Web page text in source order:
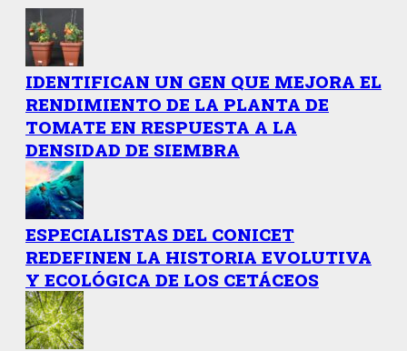
IDENTIFICAN UN GEN QUE MEJORA EL
RENDIMIENTO DE LA PLANTA DE
TOMATE EN RESPUESTA A LA
DENSIDAD DE SIEMBRA
ESPECIALISTAS DEL CONICET
REDEFINEN LA HISTORIA EVOLUTIVA
Y ECOLÓGICA DE LOS CETÁCEOS